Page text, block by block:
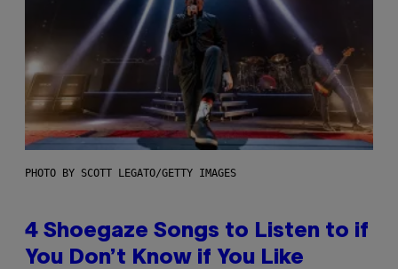
PHOTO BY SCOTT LEGATO/GETTY IMAGES
4 Shoegaze Songs to Listen to if
You Don’t Know if You Like